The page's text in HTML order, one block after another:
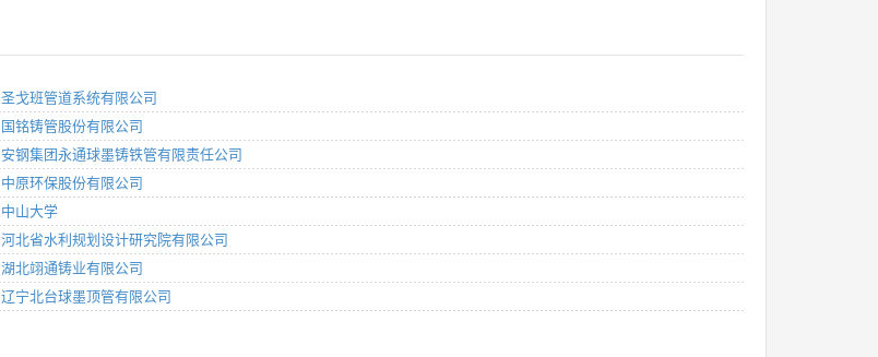
圣戈班管道系统有限公司
国铭铸管股份有限公司
安钢集团永通球墨铸铁管有限责任公司
中原环保股份有限公司
中山大学
河北省水利规划设计研究院有限公司
湖北翊通铸业有限公司
辽宁北台球墨顶管有限公司